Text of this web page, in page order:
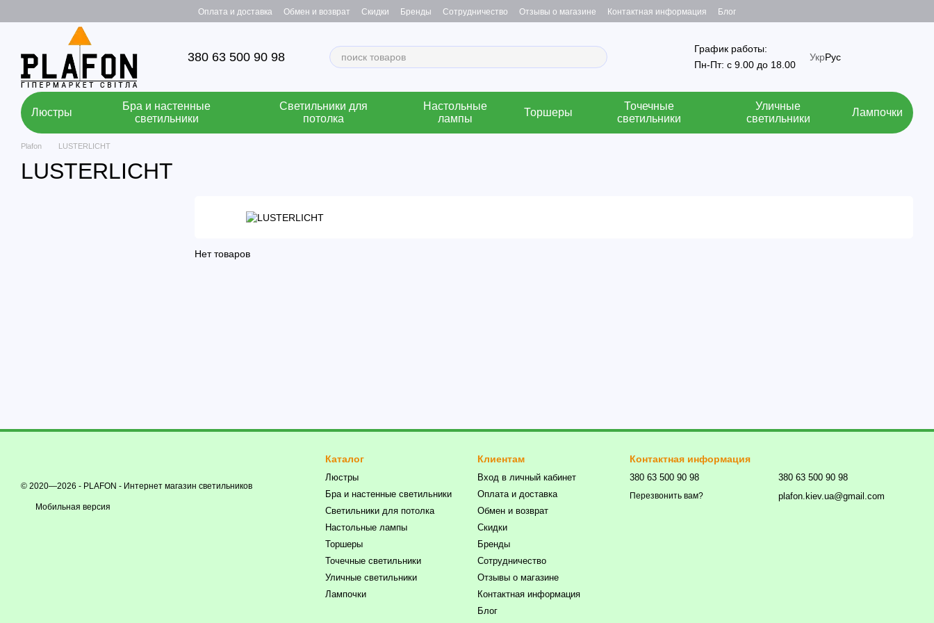
Оплата и доставка Обмен и возврат Скидки Бренды Сотрудничество Отзывы о магазине Контактная информация Блог
380 63 500 90 98
График работы:
Пн-Пт: с 9.00 до 18.00
УкрРус
Люстры
Бра и настенные
светильники
Светильники для
потолка
Настольные
лампы
Торшеры
Точечные
светильники
Уличные
светильники
Лампочки
Plafon LUSTERLICHT
LUSTERLICHT
Нет товаров
© 2020—2026 - PLAFON - Интернет магазин светильников
Мобильная версия
Каталог
Люстры
Бра и настенные светильники
Светильники для потолка
Настольные лампы
Торшеры
Точечные светильники
Уличные светильники
Лампочки
Клиентам
Вход в личный кабинет
Оплата и доставка
Обмен и возврат
Скидки
Бренды
Сотрудничество
Отзывы о магазине
Контактная информация
Блог
Контактная информация
380 63 500 90 98
Перезвонить вам?
380 63 500 90 98
plafon.kiev.ua@gmail.com